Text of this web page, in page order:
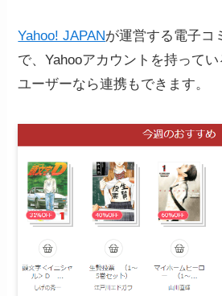
Yahoo! JAPANが運営する電子コ
で、Yahooアカウントを持って
ユーザーなら連携もできます。